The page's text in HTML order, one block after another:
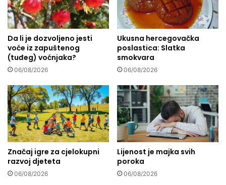
u
i
d
ž
a
m
i
i
Da li je dozvoljeno jesti
voće iz zapuštenog
(tuđeg) voćnjaka?
06/08/2026
Ukusna hercegovačka
poslastica: Slatka
smokvara
06/08/2026
Značaj igre za cjelokupni
razvoj djeteta
06/08/2026
Lijenost je majka svih
poroka
06/08/2026